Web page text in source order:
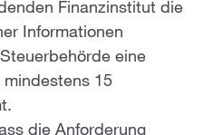
Finanzinstitut die
Informationen
eine
mindestens 15
die Anforderung